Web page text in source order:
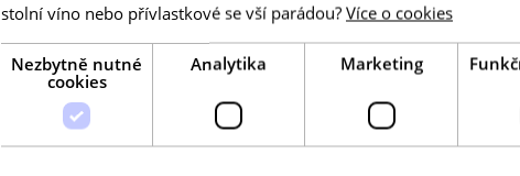
stolní víno nebo přívlastkové se vší parádou? Více o cookies
Nezbytně nutné
cookies
Analytika Marketing